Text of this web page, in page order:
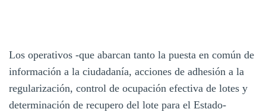
Los operativos -que abarcan tanto la puesta en común de
información a la ciudadanía, acciones de adhesión a la
regularización, control de ocupación efectiva de lotes y
determinación de recupero del lote para el Estado-